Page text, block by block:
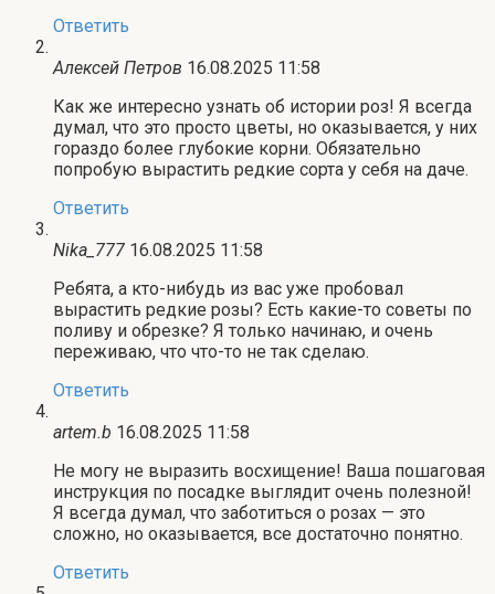
Ответить
Алексей Петров 16.08.2025 11:58
Как же интересно узнать об истории роз! Я всегда
думал, что это просто цветы, но оказывается, у них
гораздо более глубокие корни. Обязательно
попробую вырастить редкие сорта у себя на даче.
Ответить
Nika_777 16.08.2025 11:58
Ребята, а кто-нибудь из вас уже пробовал
вырастить редкие розы? Есть какие-то советы по
поливу и обрезке? Я только начинаю, и очень
переживаю, что что-то не так сделаю.
Ответить
artem.b 16.08.2025 11:58
Не могу не выразить восхищение! Ваша пошаговая
инструкция по посадке выглядит очень полезной!
Я всегда думал, что заботиться о розах — это
сложно, но оказывается, все достаточно понятно.
Ответить